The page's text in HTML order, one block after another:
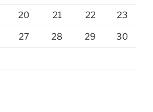
20 21 22 23
27 28 29 30